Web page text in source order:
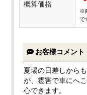
概算価格
※
で
お客様コメント
夏場の日差しから
が、雹害で車にへ
心できます。